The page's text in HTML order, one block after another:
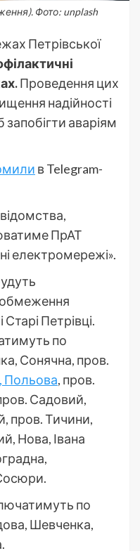
Фото: unplash
Петрівської
Проведення цих
надійності
аваріям
в Telegram-
ПрАТ
електромережі».
обмеження
Петрівці.
по
Сонячна, пров.
Польова, пров.
Садовий,
пров. Тичини,
Нова, Івана
по
Шевченка,